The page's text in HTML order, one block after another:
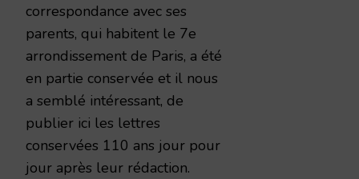
correspondance avec ses
parents, qui habitent le 7e
arrondissement de Paris, a été
en partie conservée et il nous
a semblé intéressant, de
publier ici les lettres
conservées 110 ans jour pour
jour après leur rédaction.